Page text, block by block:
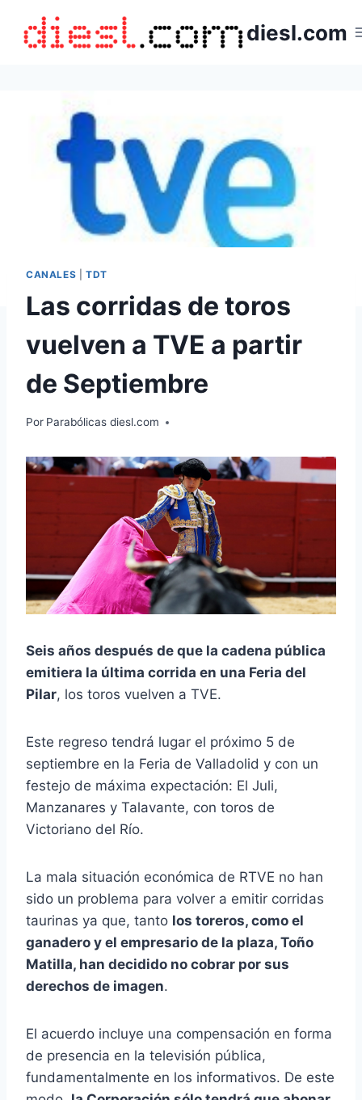
contenido
diesl.com
CANALES TDT
Las corridas de toros
vuelven a TVE a partir
de Septiembre
Por Parabólicas diesl.com
Seis años después de que la cadena pública
emitiera la última corrida en una Feria del
Pilar, los toros vuelven a TVE.
Este regreso tendrá lugar el próximo 5 de
septiembre en la Feria de Valladolid y con un
festejo de máxima expectación: El Juli,
Manzanares y Talavante, con toros de
Victoriano del Río.
La mala situación económica de RTVE no han
sido un problema para volver a emitir corridas
taurinas ya que, tanto los toreros, como el
ganadero y el empresario de la plaza, Toño
Matilla, han decidido no cobrar por sus
derechos de imagen.
El acuerdo incluye una compensación en forma
de presencia en la televisión pública,
fundamentalmente en los informativos. De este